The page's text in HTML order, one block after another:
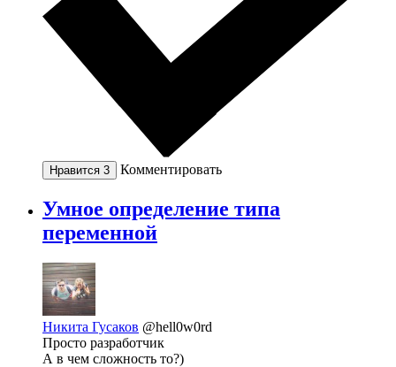
Нравится 3 Комментировать
Умное определение типа
переменной
Никита Гусаков @hell0w0rd
Просто разработчик
А в чем сложность то?)